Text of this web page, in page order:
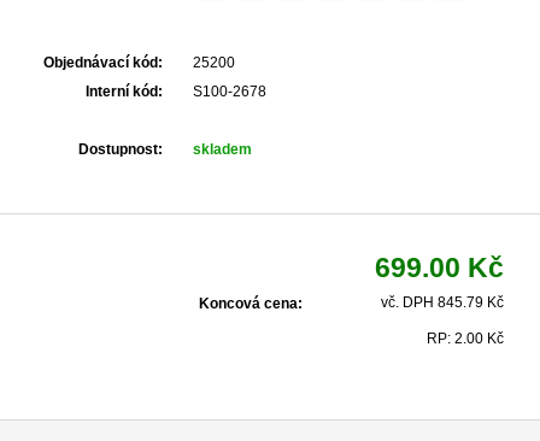
Objednávací kód:
25200
Interní kód:
S100-2678
Dostupnost: skladem
Koncová cena:
699.00 Kč
vč. DPH 845.79 Kč
RP: 2.00 Kč